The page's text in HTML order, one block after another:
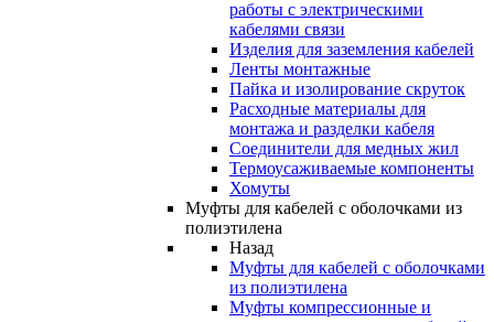
работы с электрическими
кабелями связи
Изделия для заземления кабелей
Ленты монтажные
Пайка и изолирование скруток
Расходные материалы для
монтажа и разделки кабеля
Соединители для медных жил
Термоусаживаемые компоненты
Хомуты
Муфты для кабелей с оболочками из
полиэтилена
Назад
Муфты для кабелей с оболочками
из полиэтилена
Муфты компрессионные и